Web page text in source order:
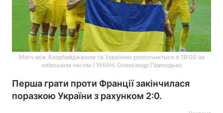
Матч між Азербайджаном та Україною розпочнеться о 19:00 за
київським часом / УНІАН, Олександр Приходько
Перша грати проти Франції закінчилася
поразкою України з рахунком 2:0.